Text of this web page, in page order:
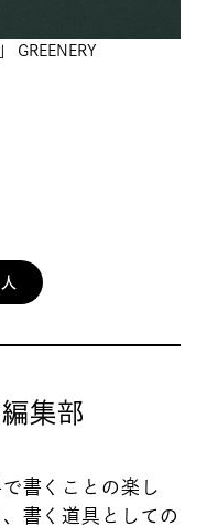
GREENERY
集部
書くことの楽し
、書く道具としての